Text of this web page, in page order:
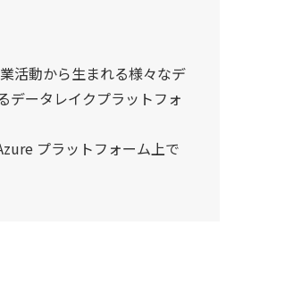
活動から生まれる様々なデ
データレイクプラットフォ
プラットフォーム上で